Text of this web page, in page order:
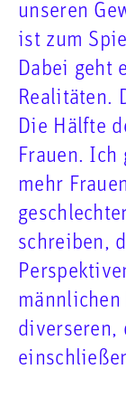
unseren
ist zum
Dabei geht
Realitäten.
Die Hälfte
Frauen. Ich
mehr
schreiben,
diverseren,